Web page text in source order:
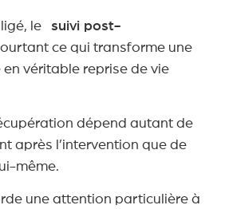
le suivi post-
ce qui transforme une
véritable reprise de vie
dépend autant de
après l’intervention que de
même.
une attention particulière à